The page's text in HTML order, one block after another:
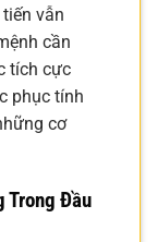
vẫn
cần
tích cực
phục tính
cơ
Trong Đầu